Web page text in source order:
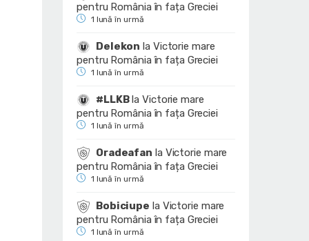
pentru România în fața Greciei
1 lună în urmă
Delekon la Victorie mare
pentru România în fața Greciei
1 lună în urmă
#LLKBlaVictorie mare
pentru România în fața Greciei
1 lună în urmă
Oradeafan la Victorie mare
pentru România în fața Greciei
1 lună în urmă
Bobiciupe la Victorie mare
pentru România în fața Greciei
1 lună în urmă